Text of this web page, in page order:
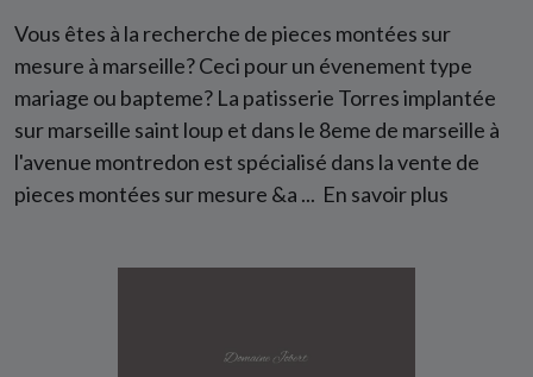
Vous êtes à la recherche de pieces montées sur
mesure à marseille? Ceci pour un évenement type
mariage ou bapteme? La patisserie Torres implantée
sur marseille saint loup et dans le 8eme de marseille à
l'avenue montredon est spécialisé dans la vente de
pieces montées sur mesure &a ... En savoir plus